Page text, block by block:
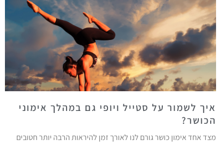
איך לשמור על סטייל ויופי גם במהלך אימוני
הכושר?
מצד אחד אימון כושר גורם לנו לאורך זמן להיראות הרבה יותר חטובים